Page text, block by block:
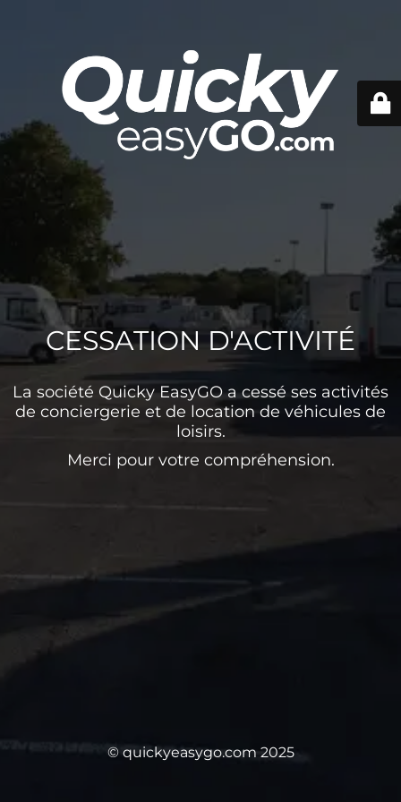
CESSATION D'ACTIVITÉ
La société Quicky EasyGO a cessé ses activités
de conciergerie et de location de véhicules de
loisirs.
Merci pour votre compréhension.
© quickyeasygo.com 2025